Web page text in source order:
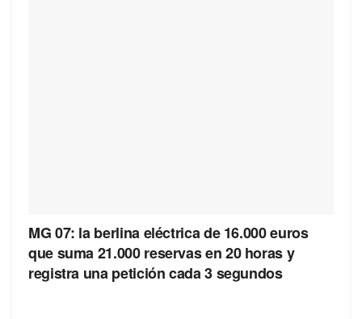
MG 07: la berlina eléctrica de 16.000 euros
que suma 21.000 reservas en 20 horas y
registra una petición cada 3 segundos